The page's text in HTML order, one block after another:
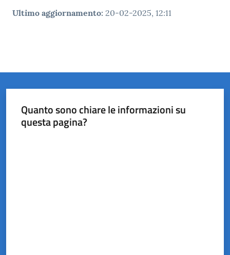
Ultimo aggiornamento: 20-02-2025, 12:11
Quanto sono chiare le informazioni su
questa pagina?